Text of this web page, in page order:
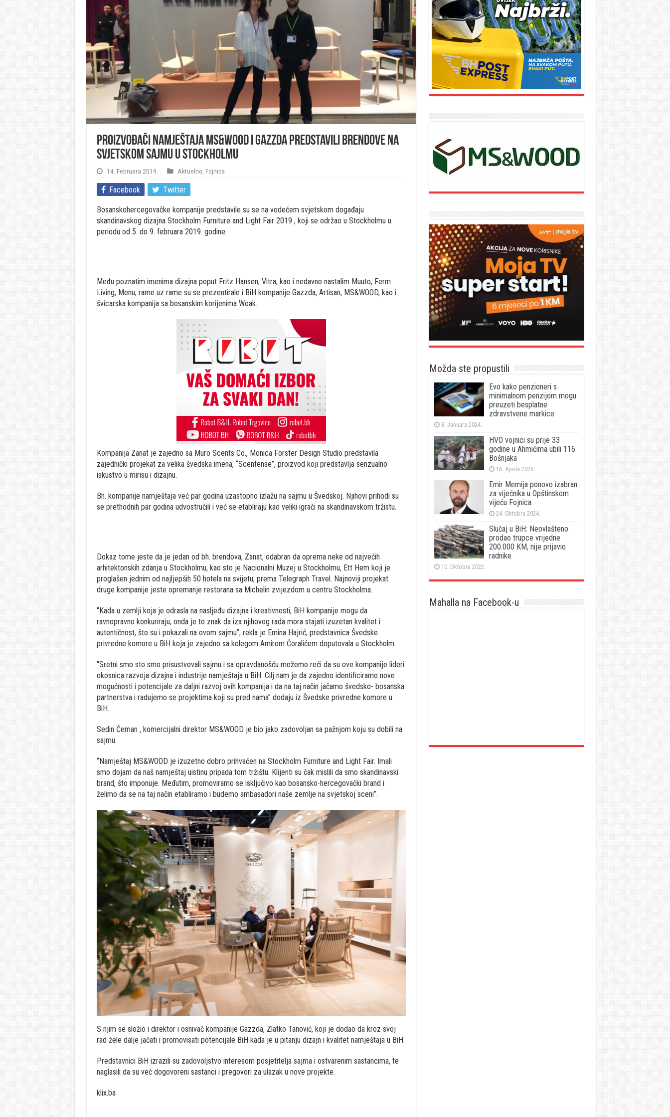
Proizvođači namještaja MS&WOOD i GAZZDA predstavili brendove na
svjetskom sajmu u Stockholmu
14. Februara 2019. Aktuelno Fojnica
Facebook Twitter
Bosanskohercegovačke kompanije predstavile su se na vodećem svjetskom događaju
skandinavskog dizajna Stockholm Furniture and Light Fair 2019 , koji se održao u Stockholmu u
periodu od 5. do 9. februara 2019. godine.
Među poznatim imenima dizajna poput Fritz Hansen, Vitra, kao i nedavno nastalim Muuto, Ferm
Living, Menu, rame uz rame su se prezentirale i BiH kompanije Gazzda, Artisan, MS&WOOD, kao i
švicarska kompanija sa bosanskim korijenima Woak.
Kompanija Zanat je zajedno sa Muro Scents Co., Monica Förster Design Studio predstavila
zajednički projekat za velika švedska imena, “Scentense”, proizvod koji predstavlja senzualno
iskustvo u mirisu i dizajnu.
Bh. kompanije namještaja već par godina uzastopno izlažu na sajmu u Švedskoj. Njihovi prihodi su
se prethodnih par godina udvostručili i već se etabliraju kao veliki igrači na skandinavskom tržistu.
Dokaz tome jeste da je jedan od bh. brendova, Zanat, odabran da oprema neke od najvećih
arhitektonskih zdanja u Stockholmu, kao sto je Nacionalni Muzej u Stockholmu, Ett Hem koji je
proglašen jednim od najljepših 50 hotela na svijetu, prema Telegraph Travel. Najnoviji projekat
druge kompanije jeste opremanje restorana sa Michelin zvijezdom u centru Stockholma.
“Kada u zemlji koja je odrasla na nasljeđu dizajna i kreativnosti, BiH kompanije mogu da
ravnopravno konkuriraju, onda je to znak da iza njihovog rada mora stajati izuzetan kvalitet i
autentičnost, što su i pokazali na ovom sajmu”, rekla je Emina Hajrić, predstavnica Švedske
privredne komore u BiH koja je zajedno sa kolegom Amirom Ćoralićem doputovala u Stockholm.
“Sretni smo sto smo prisustvovali sajmu i sa opravdanošću možemo reći da su ove kompanije lideri
okosnica razvoja dizajna i industrije namještaja u BiH. Cilj nam je da zajedno identificiramo nove
mogućnosti i potencijale za daljni razvoj ovih kompanija i da na taj način jačamo švedsko- bosanska
partnerstva i radujemo se projektima koji su pred nama” dodaju iz Švedske privredne komore u
BiH.
Sedin Ćeman , komercijalni direktor MS&WOOD je bio jako zadovoljan sa pažnjom koju su dobili na
sajmu.
“Namještaj MS&WOOD je izuzetno dobro prihvaćen na Stockholm Furniture and Light Fair. Imali
smo dojam da naš namještaj uistinu pripada tom tržištu. Klijenti su čak mislili da smo skandinavski
brand, što imponuje. Međutim, promoviramo se isključivo kao bosansko-hercegovački brand i
želimo da se na taj način etabliramo i budemo ambasadori naše zemlje na svjetskoj sceni”.
S njim se složio i direktor i osnivač kompanije Gazzda, Zlatko Tanović, koji je dodao da kroz svoj
rad žele dalje jačati i promovisati potencijale BiH kada je u pitanju dizajn i kvalitet namještaja u BiH.
Predstavnici BiH izrazili su zadovoljstvo interesom posjetitelja sajma i ostvarenim sastancima, te
naglasili da su već dogovoreni sastanci i pregovori za ulazak u nove projekte.
klix.ba
Možda ste propustili
Evo kako penzioneri s
minimalnom penzijom mogu
preuzeti besplatne
zdravstvene markice
8. Januara 2024.
HVO vojnici su prije 33
godine u Ahmićima ubili 116
Bošnjaka
16. Aprila 2026.
Emir Memija ponovo izabran
za vijećnika u Opštinskom
vijeću Fojnica
24. Oktobra 2024.
Slučaj u BiH: Neovlašteno
prodao trupce vrijedne
200.000 KM, nije prijavio
radnike
10. Oktobra 2022.
Mahalla na Facebook-u